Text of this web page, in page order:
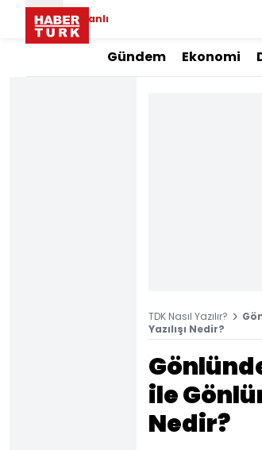
Canlı
Gündem Ekonomi
TDK Nasıl Yazılır?
Yazılışı Nedir?
ile
Nedir?